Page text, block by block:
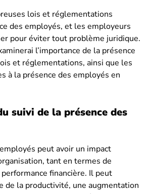
lois et réglementations
des employés, et les employeurs
pour éviter tout problème juridique.
l’importance de la présence
et réglementations, ainsi que les
à la présence des employés en
suivi de la présence des
peut avoir un impact
tant en termes de
financière. Il peut
de la productivité, une augmentation